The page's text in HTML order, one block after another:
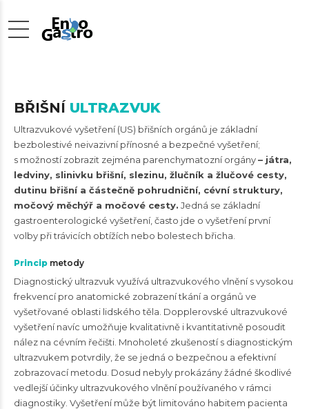
BŘIŠNÍ ULTRAZVUK
Ultrazvukové vyšetření (US) břišních orgánů je základní
bezbolestivé neivazivní přínosné a bezpečné vyšetření;
s možností zobrazit zejména parenchymatozní orgány– játra,
ledviny, slinivku břišní, slezinu, žlučník a žlučové cesty,
dutinu břišní a částečně pohrudniční, cévní struktury,
močový měchýř a močové cesty. Jedná se základní
gastroenterologické vyšetření, často jde o vyšetření první
volby při trávicích obtížích nebo bolestech břicha.
Princip metody
Diagnostický ultrazvuk využívá ultrazvukového vlnění s vysokou
frekvencí pro anatomické zobrazení tkání a orgánů ve
vyšetřované oblasti lidského těla. Dopplerovské ultrazvukové
vyšetření navíc umožňuje kvalitativně i kvantitativně posoudit
nález na cévním řečišti. Mnoholeté zkušeností s diagnostickým
ultrazvukem potvrdily, že se jedná o bezpečnou a efektivní
zobrazovací metodu. Dosud nebyly prokázány žádné škodlivé
vedlejší účinky ultrazvukového vlnění používaného v rámci
diagnostiky. Vyšetření může být limitováno habitem pacienta